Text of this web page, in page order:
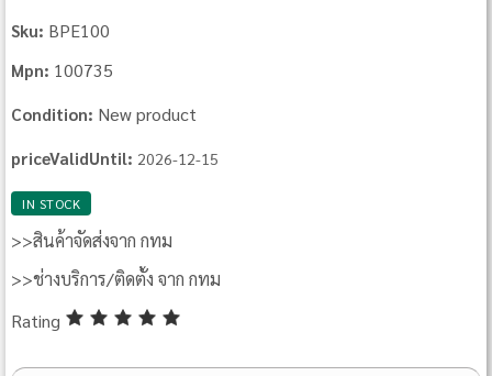
Sku: BPE100
Mpn: 100735
Condition: New product
priceValidUntil: 2026-12-15
IN STOCK
>>สินค้าจัดส่งจาก กทม
>>ช่างบริการ/ติดตั้ง จาก กทม
Rating